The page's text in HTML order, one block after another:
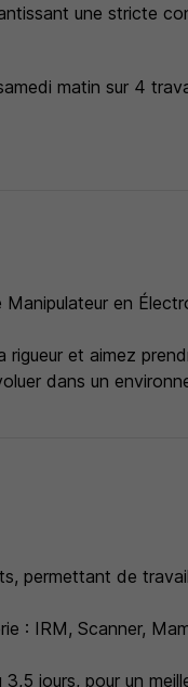
une stricte
matin sur 4
en
rigueur et aimez
dans un
permettant de
: IRM, Scanner,
jours, pour un